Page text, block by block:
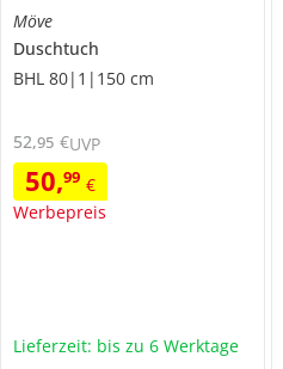
Möve
Duschtuch
BHL 80|1|150 cm
50,99 €
Werbepreis
52,95 €UVP
Lieferzeit: bis zu 6 Werktage